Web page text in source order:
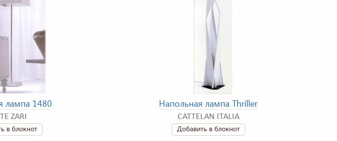
лампа 1480
ZARI
в блокнот
Напольная лампа Thriller
CATTELAN ITALIA
Добавить в блокнот